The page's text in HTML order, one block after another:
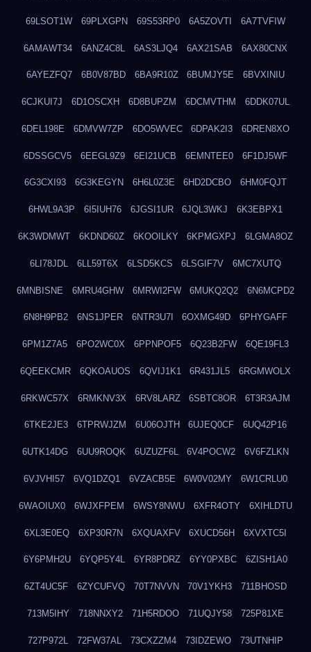
69LSOT1W 69PLXGPN 69S53RP0 6A5ZOVTI 6A7TVFIW
6AMAWT34 6ANZ4C8L 6AS3LJQ4 6AX21SAB 6AX80CNX
6AYEZFQ7 6B0V87BD 6BA9R10Z 6BUMJY5E 6BVXINIU
6CJKUI7J 6D1OSCXH 6D8BUPZM 6DCMVTHM 6DDK07UL
6DEL198E 6DMVW7ZP 6DO5WVEC 6DPAK2I3 6DREN8XO
6DSSGCV5 6EEGL9Z9 6EI21UCB 6EMNTEE0 6F1DJ5WF
6G3CXI93 6G3KEGYN 6H6L0Z3E 6HD2DCBO 6HM0FQJT
6HWL9A3P 6I5IUH76 6JGSI1UR 6JQL3WKJ 6K3EBPX1
6K3WDMWT 6KDND60Z 6KOOILKY 6KPMGXPJ 6LGMA8OZ
6LI78JDL 6LL59T6X 6LSD5KCS 6LSGIF7V 6MC7XUTQ
6MNBISNE 6MRU4GHW 6MRWI2FW 6MUKQ2Q2 6N6MCPD2
6N8H9PB2 6NS1JPER 6NTR3U7I 6OXMG49D 6PHYGAFF
6PM1Z7A5 6PO2WC0X 6PPNPOF5 6Q23B2FW 6QE19FL3
6QEEKCMR 6QKOAUOS 6QVIJ1K1 6R431JL5 6RGMWOLX
6RKWC57X 6RMKNV3X 6RV8LARZ 6SBTC8OR 6T3R3AJM
6TKE2JE3 6TPRWJZM 6U06OJTH 6UJEQ0CF 6UQ42P16
6UTK14DG 6UU9ROQK 6UZUZF6L 6V4POCW2 6V6FZLKN
6VJVHI57 6VQ1DZQ1 6VZACB5E 6W0V02MY 6W1CRLU0
6WAOIUX0 6WJXFPEM 6WSY8NWU 6XFR4OTY 6XIHLDTU
6XL3E0EQ 6XP30R7N 6XQUAXFV 6XUCD56H 6XVXTC5I
6Y6PMH2U 6YQP5Y4L 6YR8PDRZ 6YY0PXBC 6ZISH1A0
6ZT4UC5F 6ZYCUFVQ 70T7NVVN 70V1YKH3 711BHOSD
713M5IHY 718NNXY2 71H5RDOO 71UQJY58 725P81XE
727P972L 72FW37AL 73CXZZM4 73IDZEWO 73UTNHIP